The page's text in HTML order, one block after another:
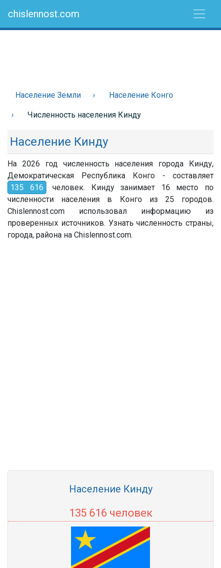
chislennost.com
Население Земли Население Конго
Численность населения Кинду
Население Кинду
На 2026 год численность населения города Кинду,
Демократическая Республика Конго - составляет
135 616 человек. Кинду занимает 16 место по
численности населения в Конго из 25 городов.
Chislennost.com использовал информацию из
проверенных источников. Узнать численность страны,
города, района на Chislennost.com.
Население Кинду
135 616 человек